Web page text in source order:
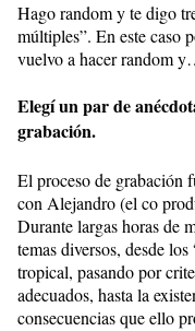
Hago random y te digo
múltiples”. En este caso
vuelvo a hacer random
Elegí un par de
grabación.
El proceso de grabación
con Alejandro (el co
Durante largas horas de
temas diversos, desde
tropical, pasando por
adecuados, hasta la
consecuencias que ello